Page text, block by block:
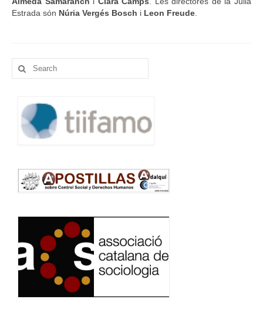
Estrada són Núria Vergés Bosch i Leon Freude
Search
for: